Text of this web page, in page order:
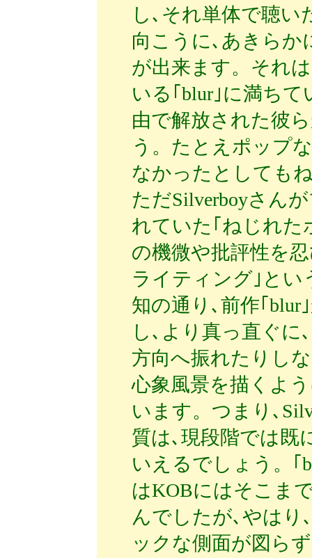
し､それ単体で聴い
向こうに､あきらか
が出来ます。それ
いる｢blur｣に満ち
由で解放された彼
う。たとえポップ
なかったとしても
ただSilverboyさん
れていた｢ねじれた
の機微や批評性を
ライティング｣とい
知の通り､前作｢
し､より真っ直ぐ
方向へ振れたりし
心象風景を描くよ
います。つまり､
質は､現段階では既
いえるでしょう。｢
はKOBにはそこま
んでしたが､やはり
ックな側面が図ら